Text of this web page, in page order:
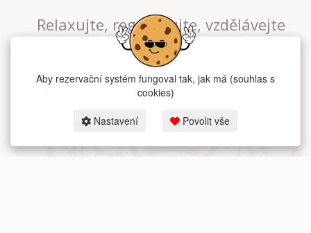
Relaxujte, regenerujte, vzdělávejte
se v největším jógovém studiu v
Praze
Aby rezervační systém fungoval tak, jak má (souhlas s
cookies)
Nastavení Povolit vše